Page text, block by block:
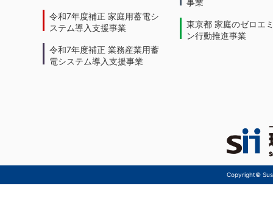
令和7年度補正 家庭用蓄電シ
ステム導入支援事業
令和7年度補正 業務産業用蓄
電システム導入支援事業
東京都 家庭のゼロエ
ン行動推進事業
Copyright©